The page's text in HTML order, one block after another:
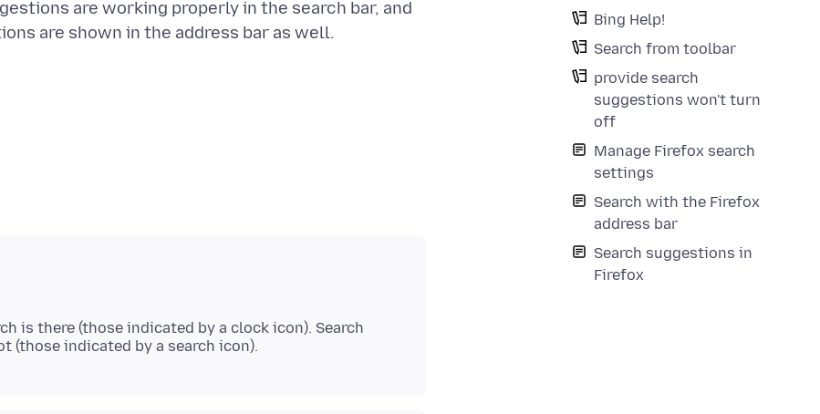
Bing Help!
Search from toolbar
provide search
suggestions won't turn
off
Manage Firefox search
settings
Search with the Firefox
address bar
Search suggestions in
Firefox
are working properly in the search bar, and
is there (those indicated by a clock icon). Search